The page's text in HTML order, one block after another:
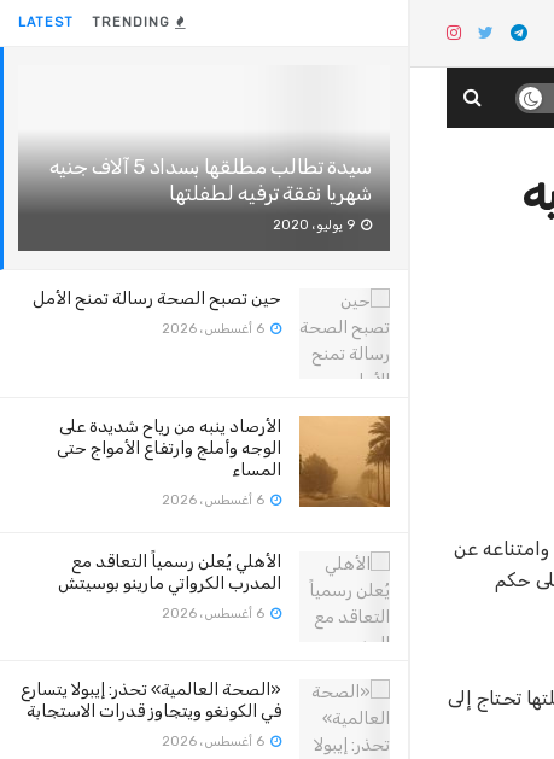
LATEST
سيدة تطالب مطلقها بسداد 5 آلاف جنيه
شهريا نفقة ترفيه لطفلتها
حين تصبح الصحة رسالة تمنح الأمل
الأرصاد ينبه من رياح شديدة على
الوجه وأملج وارتفاع الأمواج حتى
المساء
الأهلي يُعلن رسمياً التعاقد مع
المدرب الكرواتي مارينو بوسيتش
«الصحة العالمية» تحذر: إيبولا يتسارع
في الكونغو ويتجاوز قدرات الاستجابة
وامتناعه عن
حكم
تحتاج إلى